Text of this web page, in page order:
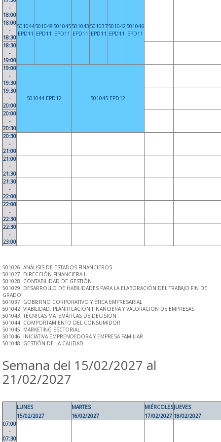
-
18:00
501044
EPD11
501048
EPD11
501045
EPD11
501043
EPD11
501037
EPD11
501042
EPD11
501046
EPD11
18:00
-
18:30
18:30
-
19:00
19:00
-
19:30
501044 EPD12 501045 EPD12
19:30
-
20:00
20:00
-
20:30
20:30
-
21:00
21:00
-
21:30
21:30
-
22:00
22:00
-
22:30
22:30
-
23:00
501026: ANÁLISIS DE ESTADOS FINANCIEROS
501027: DIRECCIÓN FINANCIERA I
501028: CONTABILIDAD DE GESTIÓN
501029: DESARROLLO DE HABILIDADES PARA LA ELABORACIÓN DEL TRABAJO FIN DE
GRADO
501037: GOBIERNO CORPORATIVO Y ÉTICA EMPRESARIAL
501042: VIABILIDAD, PLANIFICACIÓN FINANCIERA Y VALORACIÓN DE EMPRESAS
501043: TÉCNICAS MATEMÁTICAS DE DECISIÓN
501044: COMPORTAMIENTO DEL CONSUMIDOR
501045: MARKETING SECTORIAL
501046: INICIATIVA EMPRENDEDORA Y EMPRESA FAMILIAR
501048: GESTIÓN DE LA CALIDAD
Semana del 15/02/2027 al
21/02/2027
LUNES
15/02/2027
MARTES
16/02/2027
MIÉRCOLES
17/02/2027
JUEVES
18/02/2027
07:00
-
07:30